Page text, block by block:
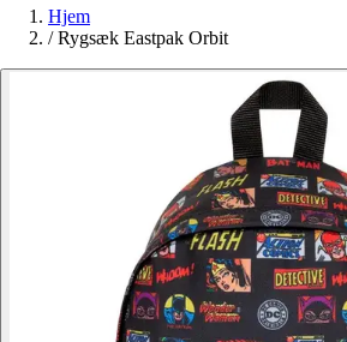
Hjem
/ Rygsæk Eastpak Orbit